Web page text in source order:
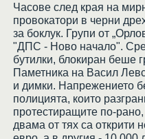
Часове след края на
провокатори в черни
за боклук. Групи от
"ДПС - Ново начало".
бутилки, блокиран беше
Паметника на Васил
и димки. Напрежението
полицията, които
протестиращите по-
двама от тях са открити